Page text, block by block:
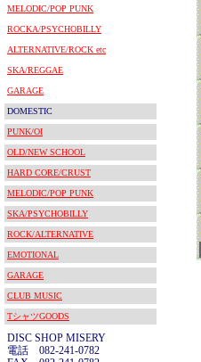
MELODIC/POP PUNK
ROCKA/PSYCHOBILLY
ALTERNATIVE/ROCK etc
SKA/REGGAE
GARAGE
DOMESTIC
PUNK/OI
OLD/NEW SCHOOL
HARD CORE/CRUST
MELODIC/POP PUNK
SKA/PSYCHOBILLY
ROCK/ALTERNATIVE
EMOTIONAL
GARAGE
CLUB MUSIC
TシャツGOODS
DISC SHOP MISERY
電話 082-241-0782